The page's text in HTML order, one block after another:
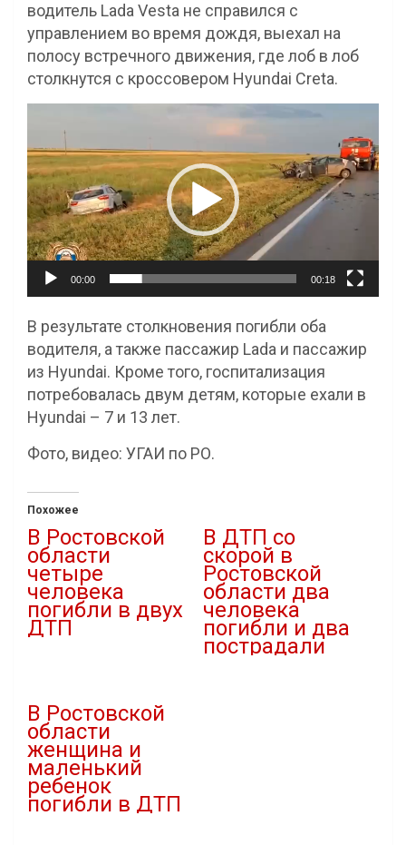
водитель Lada Vesta не справился с
управлением во время дождя, выехал на
полосу встречного движения, где лоб в лоб
столкнутся с кроссовером Hyundai Creta.
00:00 00:18
В результате столкновения погибли оба
водителя, а также пассажир Lada и пассажир
из Hyundai. Кроме того, госпитализация
потребовалась двум детям, которые ехали в
Hyundai – 7 и 13 лет.
Фото, видео: УГАИ по РО.
Похожее
В Ростовской
области
четыре
человека
погибли в двух
ДТП
В ДТП со
скорой в
Ростовской
области два
человека
погибли и два
пострадали
В Ростовской
области
женщина и
маленький
ребенок
погибли в ДТП